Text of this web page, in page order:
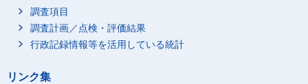
調査項目
調査計画／点検・評価結果
行政記録情報等を活用している統計
リンク集